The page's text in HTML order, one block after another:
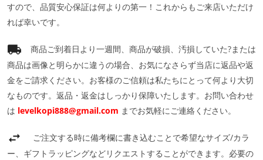
すので、品質安心保証は何よりの第一！これからもご来店いただけ
れば幸いです。
商品ご到着日より一週間、商品が破損、汚損していた?または
商品は画像と明らかに違うの場合、お気になさらず当店に返品や返
金をご請求ください。お客様のご信頼は私たちにとって何より大切
なものです。返品・返金はしっかり保障いたします。お問い合わせ
は levelkopi888@gmail.com までお気軽にご連絡ください。
ご注文する時に備考欄に書き込むことで希望なサイズ/カラ
ー、ギフトラッピングなどリクエストすることができます。必要の